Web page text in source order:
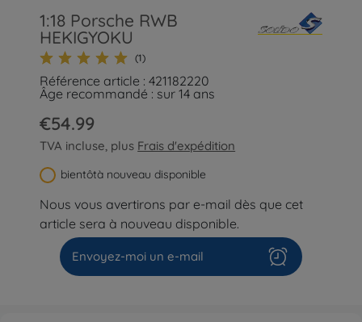
1:18 Porsche RWB
HEKIGYOKU
(1)
Référence article : 421182220
Âge recommandé : sur 14 ans
€54.99
TVA incluse, plus Frais d'expédition
bientôtà nouveau disponible
Nous vous avertirons par e-mail dès que cet
article sera à nouveau disponible.
Envoyez-moi un e-mail